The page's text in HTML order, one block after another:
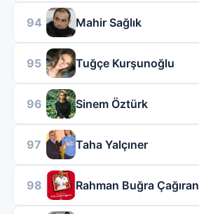
94 Mahir Sağlık
95 Tuğçe Kurşunoğlu
96 Sinem Öztürk
97 Taha Yalçıner
98 Rahman Buğra Çağıran